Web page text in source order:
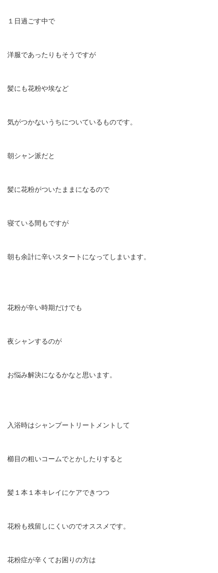
１日過ごす中で
洋服であったりもそうですが
髪にも花粉や埃など
気がつかないうちについているものです。
朝シャン派だと
髪に花粉がついたままになるので
寝ている間もですが
朝も余計に辛いスタートになってしまいます。
花粉が辛い時期だけでも
夜シャンするのが
お悩み解決になるかなと思います。
入浴時はシャンプートリートメントして
櫛目の粗いコームでとかしたりすると
髪１本１本キレイにケアできつつ
花粉も残留しにくいのでオススメです。
花粉症が辛くてお困りの方は